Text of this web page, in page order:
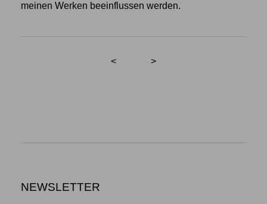
meinen Werken beeinflussen werden.
< >
NEWSLETTER